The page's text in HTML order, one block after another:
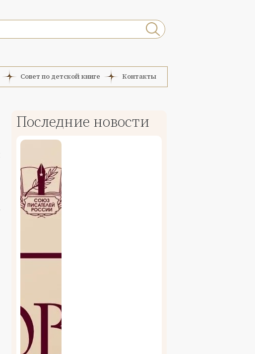
Совет по детской книге Контакты
Последние новости